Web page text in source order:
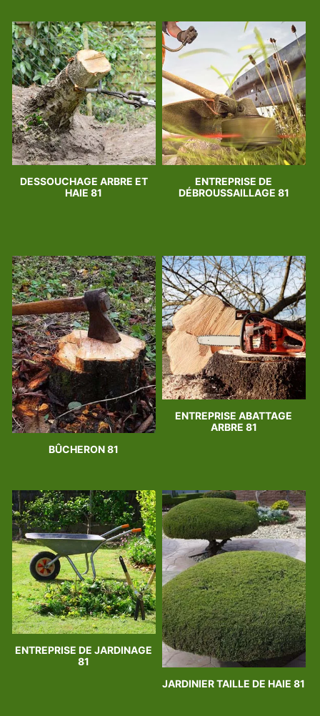
DESSOUCHAGE ARBRE ET
HAIE 81
ENTREPRISE DE
DÉBROUSSAILLAGE 81
BÛCHERON 81
ENTREPRISE ABATTAGE
ARBRE 81
ENTREPRISE DE JARDINAGE
81
JARDINIER TAILLE DE HAIE 81